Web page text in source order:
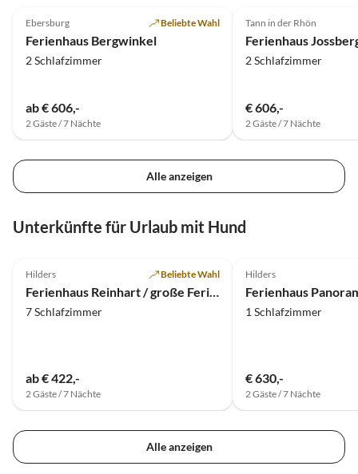
Ebersburg Beliebte Wahl
Ferienhaus Bergwinkel
2 Schlafzimmer
ab € 606,-
2 Gäste / 7 Nächte
Tann in der Rhön
Ferienhaus
2 Schlafzimmer
€ 606,-
2 Gäste / 7 Nächte
Alle anzeigen
Unterkünfte für Urlaub mit Hund
Hilders Beliebte Wahl
Ferienhaus Reinhart / große Ferienwohnung
7 Schlafzimmer
ab € 422,-
2 Gäste / 7 Nächte
Hilders
Ferienhaus
1 Schlafzimmer
€ 630,-
2 Gäste / 7 Nächte
Alle anzeigen